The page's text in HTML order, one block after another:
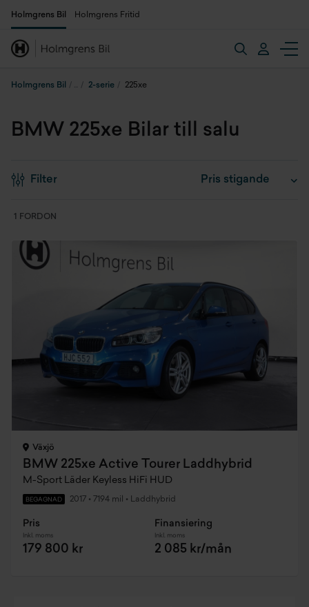
Holmgrens Bil Holmgrens Fritid
Holmgrens Bil 2-serie 225xe
BMW 225xe Bilar till salu
Filter
1 FORDON
Växjö
BMW 225xe Active Tourer Laddhybrid
M-Sport Läder Keyless HiFi HUD
BEGAGNAD 2017 • 7194 mil • Laddhybrid
Pris
Inkl. moms
179 800 kr
Finansiering
Inkl. moms
2 085 kr/mån